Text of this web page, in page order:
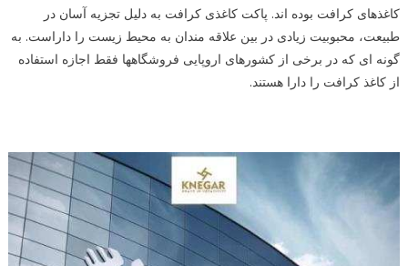
کاغذهای کرافت بوده اند. پاکت کاغذی کرافت به دلیل تجزیه آسان در
طبیعت، محبوبیت زیادی در بین علاقه مندان به محیط زیست را داراست. به
گونه ای که در برخی از کشورهای اروپایی فروشگاهها فقط اجازه استفاده
از کاغذ کرافت را دارا هستند.